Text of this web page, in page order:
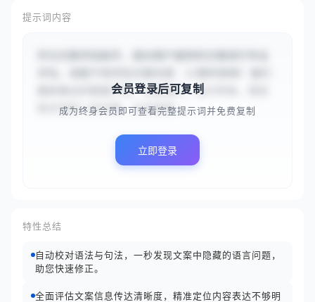
提示词内容
最新推出的智能手表，功能强大，设计时尚，现在
购买享受八折优惠，点击链接...
会员登录后可复制
成为终身会员即可查看完整提示词并免费复制
立即登录
特性总结
自动校对语法与句法，一秒发现文案中隐藏的语言问题，
助您快速修正。
全面评估文案信息传达清晰度，精准定位内容表达不够明